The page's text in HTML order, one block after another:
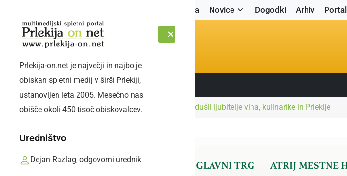
Naslovnica Novice Dogodki Arhiv Portal
ČETRTEK, 6. AVGUST 2026 Sledite nam:
Prlekija-on.net je največji in najbolje
obiskan spletni medij v širši Prlekiji,
ustanovljen leta 2005. Mesečno nas
obišče okoli 450 tisoč obiskovalcev.
Uredništvo
Dejan Razlag, odgovorni urednik
Naslovnica DružabnoVinobus znova navdušil ljubitelje vina, kulinarike in Prlekije